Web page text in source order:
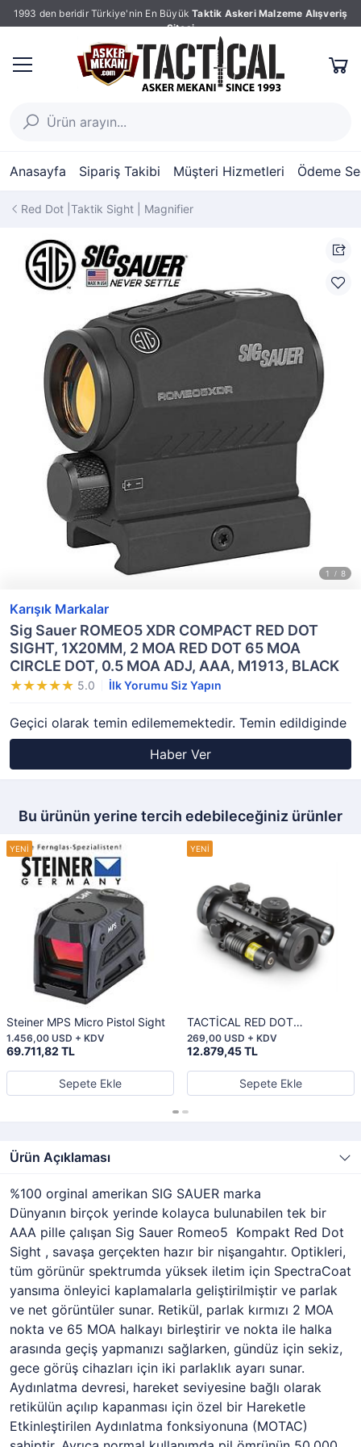
1993 den beridir Türkiye'nin En Büyük Taktik Askeri Malzeme Alışveriş
Sitesi
Anasayfa Sipariş Takibi Müşteri Hizmetleri Ödeme
Red Dot |Taktik Sight | Magnifier
Karışık Markalar
Sig Sauer ROMEO5 XDR COMPACT RED DOT
SIGHT, 1X20MM, 2 MOA RED DOT 65 MOA
CIRCLE DOT, 0.5 MOA ADJ, AAA, M1913, BLACK
5.0 İlk Yorumu Siz Yapın
Geçici olarak temin edilememektedir. Temin edildiginde
Haber Ver
Bu ürünün yerine tercih edebileceğiniz ürünler
Steiner MPS Micro Pistol Sight
69.711,82 TL
1.456,00 USD + KDV
Sepete Ekle
TACTİCAL RED DOT
LASER/LİGHT
12.879,45 TL
269,00 USD + KDV
Sepete Ekle
Ürün Açıklaması
%100 orginal amerikan SIG SAUER marka
Dünyanın birçok yerinde kolayca bulunabilen tek bir
AAA pille çalışan Sig Sauer Romeo5 Kompakt Red Dot
Sight , savaşa gerçekten hazır bir nişangahtır. Optikleri,
tüm görünür spektrumda yüksek iletim için SpectraCoat
yansıma önleyici kaplamalarla geliştirilmiştir ve parlak
ve net görüntüler sunar. Retikül, parlak kırmızı 2 MOA
nokta ve 65 MOA halkayı birleştirir ve nokta ile halka
arasında geçiş yapmanızı sağlarken, gündüz için sekiz,
gece görüş cihazları için iki parlaklık ayarı sunar.
Aydınlatma devresi, hareket seviyesine bağlı olarak
retikülün açılıp kapanması için özel bir Hareketle
Etkinleştirilen Aydınlatma fonksiyonuna (MOTAC)